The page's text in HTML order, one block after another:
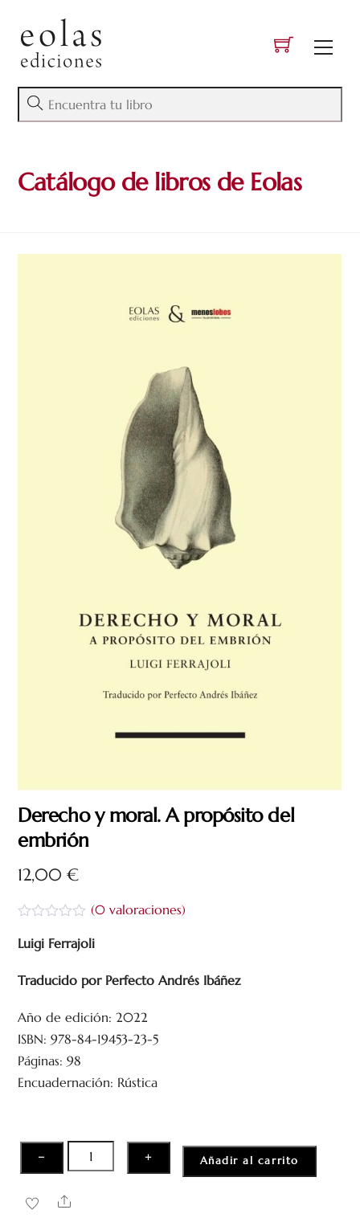
content
Catálogo de libros de Eolas
Derecho y moral. A propósito del
embrión
12,00€
a
r
o
c
o
n
0
d
(0valoraciones)
Luigi Ferrajoli
Traducido por Perfecto Andrés Ibáñez
Año de edición: 2022
ISBN: 978-84-19453-23-5
Páginas: 98
Encuadernación: Rústica
−
Derecho
y
moral.
+ Añadir al carrito
Share